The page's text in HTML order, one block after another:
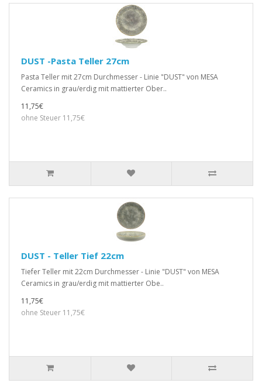
DUST -Pasta Teller 27cm
Pasta Teller mit 27cm Durchmesser - Linie "DUST" von MESA
Ceramics in grau/erdig mit mattierter Ober..
11,75€
ohne Steuer 11,75€
DUST - Teller Tief 22cm
Tiefer Teller mit 22cm Durchmesser - Linie "DUST" von MESA
Ceramics in grau/erdig mit mattierter Obe..
11,75€
ohne Steuer 11,75€